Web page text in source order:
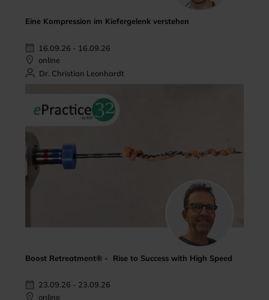
Eine Kompression im Kiefergelenk verstehen
16.09.26 - 16.09.26
online
Dr. Christian Leonhardt
Boost Retreatment® - Rise to Success with High Speed
23.09.26 - 23.09.26
online